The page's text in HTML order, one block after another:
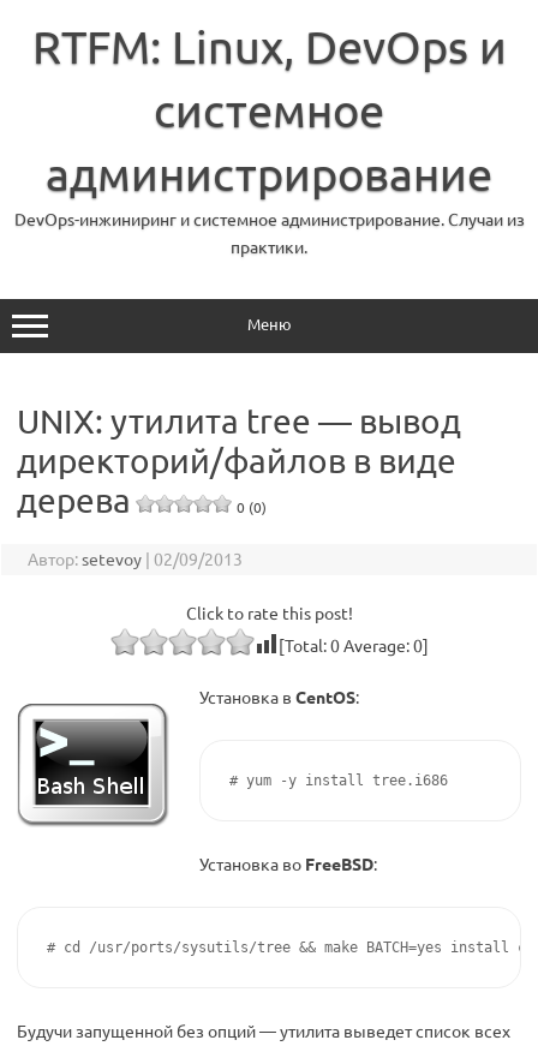
содержимому
RTFM: Linux, DevOps и
системное
администрирование
DevOps-инжиниринг и системное администрирование. Случаи из
практики.
Меню
UNIX: утилита tree — вывод
директорий/файлов в виде
дерева
0 (0)
Автор:setevoy | 02/09/2013
Click to rate this post!
[Total:0Average:0]
Установка в CentOS:
# yum -y install tree.i686
Установка во FreeBSD:
# cd /usr/ports/sysutils/tree && make BATCH=yes install
Будучи запущенной без опций — утилита выведет список всех